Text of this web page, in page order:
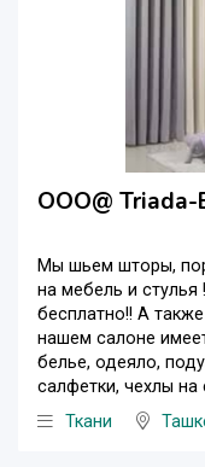
OOO@
Мы шьем шторы,
на мебель и
бесплатно!! А
нашем салоне
белье, одеяло,
салфетки, чехлы на
Ткани